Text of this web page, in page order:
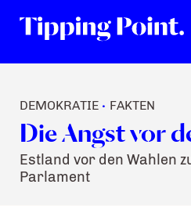
DEMOKRATIE • FAKTEN
Die Angst vor
Estland vor den Wahlen
Parlament